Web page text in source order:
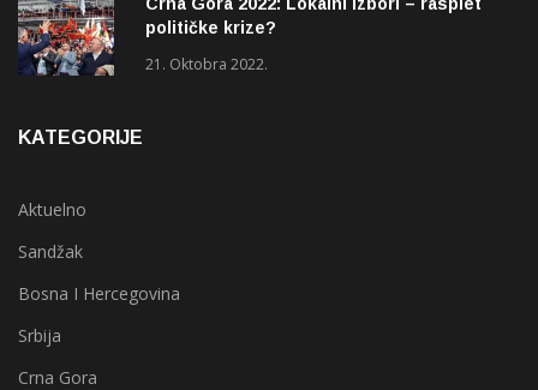
političke krize?
21. Oktobra 2022.
KATEGORIJE
Aktuelno
Sandžak
Bosna I Hercegovina
Srbija
Crna Gora